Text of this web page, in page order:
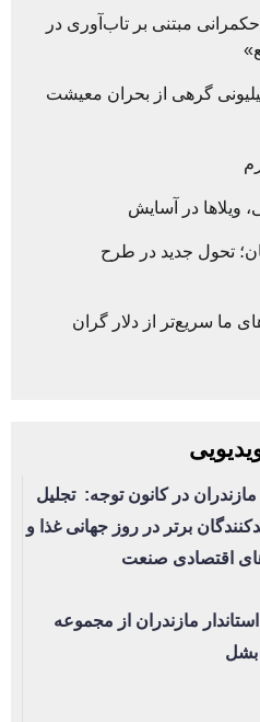
مبتنی بر تاب‌آوری در
پیشنهاد حق مسکن ۳ میلیونی گرهی از بحران معیشت
ویلاها در آسایش
تومان؛ تحول جدید در طرح
ما سریع‌تر از دلار گران
در کانون توجه: تجلیل
برتر در روز جهانی غذا و
اقتصادی صنعت
استاندار مازندران از مجموعه
بشل